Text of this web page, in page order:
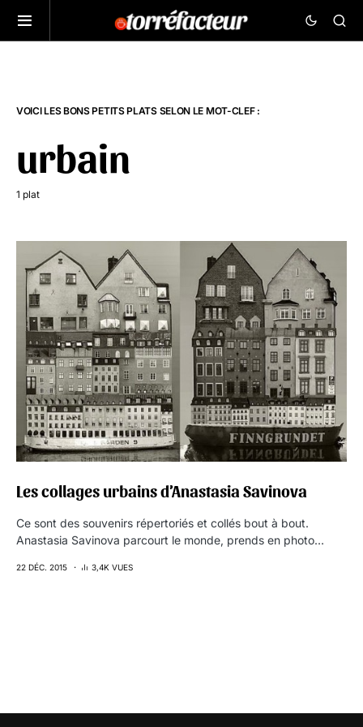
VOICI LES BONS PETITS PLATS SELON LE MOT-CLEF :
urbain
1 plat
Les collages urbains d’Anastasia Savinova
Ce sont des souvenirs répertoriés et collés bout à bout.
Anastasia Savinova parcourt le monde, prends en photo…
22 DÉC. 2015 3,4K VUES